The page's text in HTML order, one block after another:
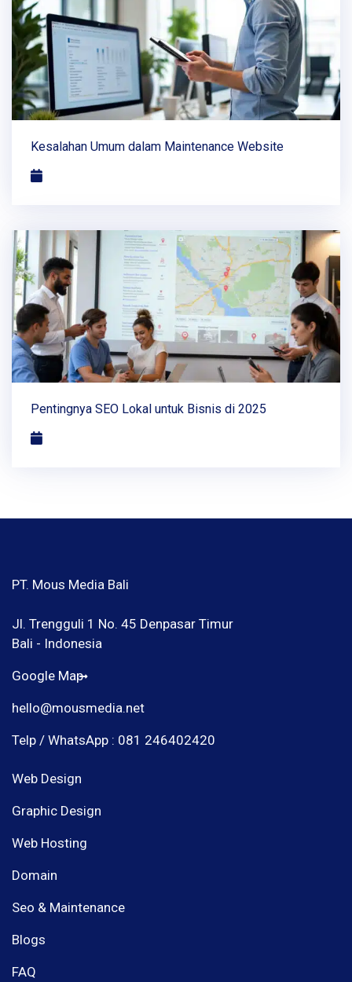
Kesalahan Umum dalam Maintenance Website
Pentingnya SEO Lokal untuk Bisnis di 2025
PT. Mous Media Bali
Jl. Trengguli 1 No. 45 Denpasar Timur
Bali - Indonesia
Google Map
hello@mousmedia.net
Telp / WhatsApp : 081 246402420
Web Design
Graphic Design
Web Hosting
Domain
Seo & Maintenance
Blogs
FAQ